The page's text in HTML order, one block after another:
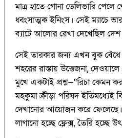
মাত্র হাতে গোনা ডেলিভারি পেলে
ধ্বংসাত্মক ইনিংস। সেই ম্যাচে
ব্যাটে আলোর রেখা দেখেছিল
সেই তারকার জন্য এখন বুক বেঁধে
শহরের রাস্তায় উত্তেজনা,
মুখে একটাই প্রশ্ন—“রিচা কেমন
মহকুমা ক্রীড়া পরিষদ ইতিমধ্যেই
দেখানোর আয়োজন করে
লাগানো হচ্ছে ফ্লেক্স, তৈরি হচ্ছে